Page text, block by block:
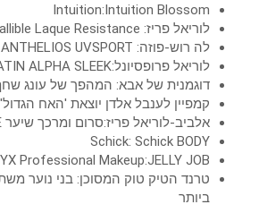
Intuition:Intuition Blossom
לוריאל פריז: Infallible Laque Resistance
לה רוש-פוזה: ANTHELIOS UVSPORT
לוריאל פרופסיונל:KERATIN ALPHA SLEEK
דוגמנית של אבא: המהפך של עונג
קמפיין לענבל אלדן יוצאת 'האח הגדול'
אלביב-לוריאל פריז:סרום ומרכך שיער ULTIMATE
Schick: Schick BODY
Professional Makeup:JELLY JOB
טרנד הטיק טוק המסוכן: בני נוער
ביותר